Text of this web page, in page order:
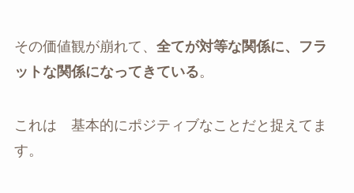
その価値観が崩れて、 全てが対等な関係に、フラ
ットな関係になってきている。
これは 基本的にポジティブなことだと捉えてま
す。